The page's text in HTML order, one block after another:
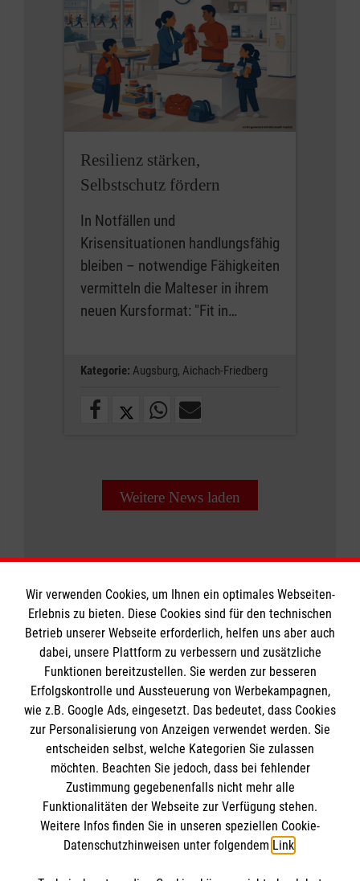
Resilienz stärken,
Selbstschutz fördern
In Notfällen und
Krisensituationen handlungsfähig
bleiben – notwendige Fähigkeiten
vermitteln die Malteser in ihrem
neuen Kursformat: "Fit in…
Kategorie: Augsburg, Aichach-Friedberg
Weitere News laden
Informationen
Impressum
Datenschutz
Kontakt
Barrierefreiheit
Die Malteser
Malteser in Deutschland
Malteserorden
Sharepoint
Spendenkonto
Wir verwenden Cookies, um Ihnen ein optimales Webseiten-
Erlebnis zu bieten. Diese Cookies sind für den technischen
Betrieb unserer Webseite erforderlich, helfen uns aber auch
dabei, unsere Plattform zu verbessern und zusätzliche
Funktionen bereitzustellen. Sie werden zur besseren
Erfolgskontrolle und Aussteuerung von Werbekampagnen,
wie z.B. Google Ads, eingesetzt. Das bedeutet, dass Cookies
zur Personalisierung von Anzeigen verwendet werden. Sie
entscheiden selbst, welche Kategorien Sie zulassen
möchten. Beachten Sie jedoch, dass bei fehlender
Zustimmung gegebenenfalls nicht mehr alle
Funktionalitäten der Webseite zur Verfügung stehen.
Weitere Infos finden Sie in unseren speziellen Cookie-
Datenschutzhinweisen unter folgendem Link.